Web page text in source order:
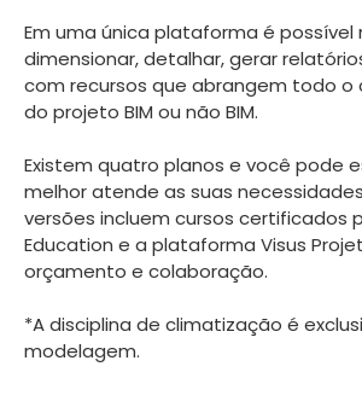
Em uma única plataforma é possível
dimensionar, detalhar, gerar
com recursos que abrangem todo o
do projeto BIM ou não BIM.
Existem quatro planos e você pode
melhor atende as suas
versões incluem cursos certificados
Education e a plataforma Visus
orçamento e colaboração.
*A disciplina de climatização é
modelagem.